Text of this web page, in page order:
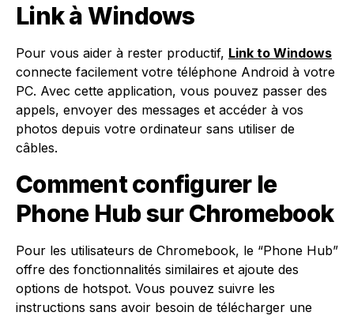
Link à Windows
Pour vous aider à rester productif, Link to Windows
connecte facilement votre téléphone Android à votre
PC. Avec cette application, vous pouvez passer des
appels, envoyer des messages et accéder à vos
photos depuis votre ordinateur sans utiliser de
câbles.
Comment configurer le
Phone Hub sur Chromebook
Pour les utilisateurs de Chromebook, le “Phone Hub”
offre des fonctionnalités similaires et ajoute des
options de hotspot. Vous pouvez suivre les
instructions sans avoir besoin de télécharger une